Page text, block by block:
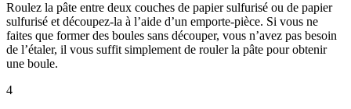
Roulez la pâte entre deux couches de papier sulfurisé ou de papier
sulfurisé et découpez-la à l’aide d’un emporte-pièce. Si vous ne
faites que former des boules sans découper, vous n’avez pas besoin
de l’étaler, il vous suffit simplement de rouler la pâte pour obtenir
une boule.
4